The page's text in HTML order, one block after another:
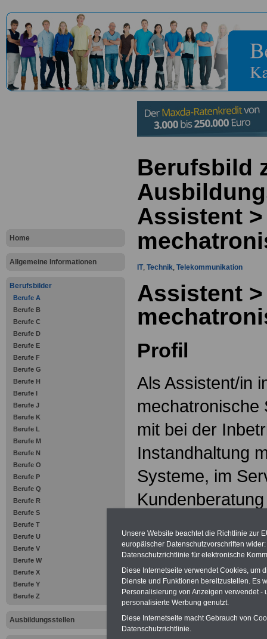
Home
Allgemeine Informationen
Berufsbilder
Berufe A
Berufe B
Berufe C
Berufe D
Berufe E
Berufe F
Berufe G
Berufe H
Berufe I
Berufe J
Berufe K
Berufe L
Berufe M
Berufe N
Berufe O
Berufe P
Berufe Q
Berufe R
Berufe S
Berufe T
Berufe U
Berufe V
Berufe W
Berufe X
Berufe Y
Berufe Z
Ausbildungsstellen
Berufsbild
Assistent >
IT, Technik, Telekommunikation
Assistent >
Profil
Als Assistent/in
mechatronische
mit bei der
Instandhaltung
Systeme, im
wirken Sie an
Arbeitsabläufe
Unsere Website beachtet die Richtlinie zur
europäischer Datenschutzvorschriften
Datenschutzrichtlinie für elektronische
Diese Internetseite verwendet Cookies, um
Dienste und Funktionen bereitzustellen. Es
Personalisierung von Anzeigen verwendet
personalisierte Werbung genutzt.
Diese Internetseite macht Gebrauch von
Datenschutzrichtlinie.